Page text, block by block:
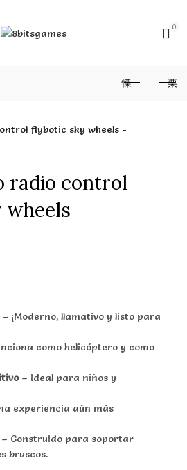
0
radio control
– ¡Moderno, llamativo y listo para
como helicóptero y como
– Ideal para niños y
experiencia aún más
Construido para soportar
bruscos.